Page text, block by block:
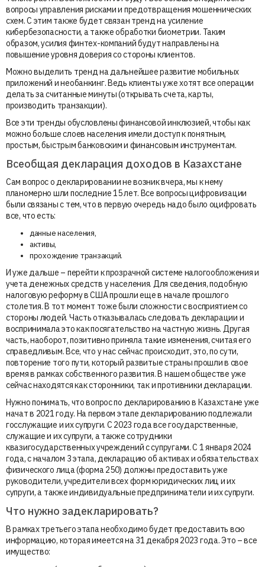
вопросы управления рисками и предотвращения мошеннических
схем. С этим также будет связан тренд на усиление
кибербезопасности, а также обработки биометрии. Таким
образом, усилия финтех-компаний будут направлены на
повышение уровня доверия со стороны клиентов.
Можно выделить тренд на дальнейшее развитие мобильных
приложений и необанкинг. Ведь клиенты уже хотят все операции
делать за считанные минуты (открывать счета, карты,
производить транзакции).
Все эти тренды обусловлены финансовой инклюзией, чтобы как
можно больше слоев населения имели доступ к понятным,
простым, быстрым банковским и финансовым инструментам.
Всеобщая декларация доходов в Казахстане
Сам вопрос о декларировании не возник вчера, мы к нему
планомерно шли последние 15 лет. Все вопросы цифровизации
были связаны с тем, что в первую очередь надо было оцифровать
все, что есть:
данные населения,
активы,
прохождение транзакций.
И уже дальше – перейти к прозрачной системе налогообложения и
учета денежных средств у населения. Для сведения, подобную
налоговую реформу в США прошли еще в начале прошлого
столетия. В тот момент тоже были сложности с восприятием со
стороны людей. Часть отказывалась следовать декларации и
воспринимала это как посягательство на частную жизнь. Другая
часть, наоборот, позитивно приняла такие изменения, считая его
справедливым. Все, что у нас сейчас происходит, это, по сути,
повторение того пути, который развитые страны прошли в свое
время в рамках собственного развития. В нашем обществе уже
сейчас находятся как сторонники, так и противники декларации.
Нужно понимать, что вопрос по декларированию в Казахстане уже
начат в 2021 году. На первом этапе декларированию подлежали
госслужащие и их супруги. С 2023 года все государственные,
служащие и их супруги, а также сотрудники
квазигосударственных учреждений с супругами. С 1 января 2024
года, с началом 3 этапа, декларацию об активах и обязательствах
физического лица (форма 250) должны предоставить уже
руководители, учредители всех форм юридических лиц и их
супруги, а также индивидуальные предприниматели и их супруги.
Что нужно задекларировать?
В рамках третьего этапа необходимо будет предоставить всю
информацию, которая имеется на 31 декабря 2023 года. Это – все
имущество: